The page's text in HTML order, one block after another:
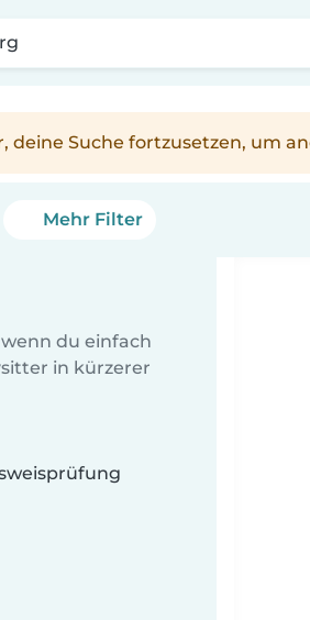
deine Suche fortzusetzen, um
Mehr Filter
du einfach
in kürzerer